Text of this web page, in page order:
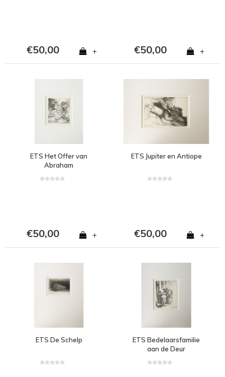
€50,00 + €50,00 +
ETS Het Offer van
Abraham
€50,00 +
ETS Jupiter en Antiope
€50,00 +
ETS De Schelp
ETS Bedelaarsfamilie
aan de Deur